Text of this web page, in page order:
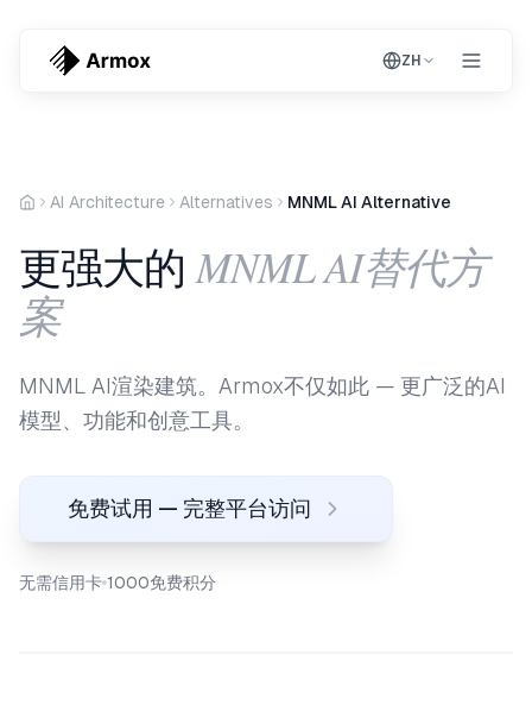
ZH
AI Architecture Alternatives MNML AI Alternative
更强大的 MNML AI替代方
案
MNML AI渲染建筑。Armox不仅如此 — 更广泛的AI
模型、功能和创意工具。
免费试用 — 完整平台访问
无需信用卡 1000免费积分